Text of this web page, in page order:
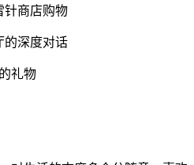
针商店购物
的深度对话
礼物